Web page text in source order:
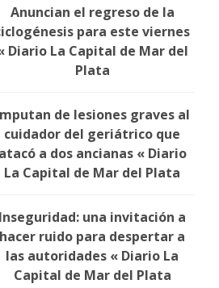
Anuncian el regreso de la
para este viernes
Diario La Capital de Mar del
Plata
de lesiones graves al
cuidador del geriátrico que
atacó a dos ancianas « Diario
La Capital de Mar del Plata
Inseguridad: una invitación a
hacer ruido para despertar a
las autoridades « Diario La
Capital de Mar del Plata